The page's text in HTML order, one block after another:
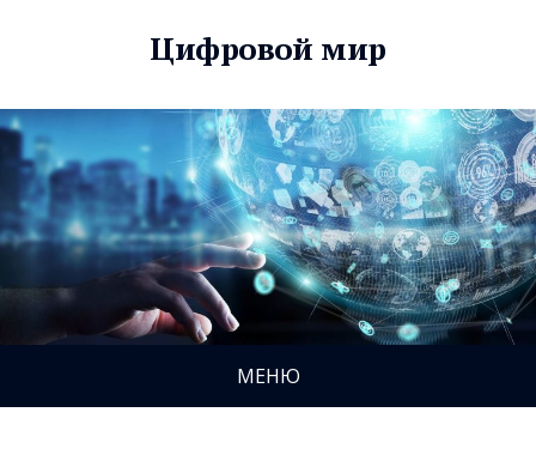
Цифровой мир
МЕНЮ